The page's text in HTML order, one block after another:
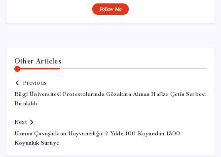
Follow Me
Other Articles
Previous
Bilgi Üniversitesi Protestolarında Gözaltına Alınan Hafize Çetin Serbest
Bırakıldı
Next
Uzman Çavuşluktan Hayvancılığa: 2 Yılda 100 Koyundan 1300
Koyunluk Sürüye